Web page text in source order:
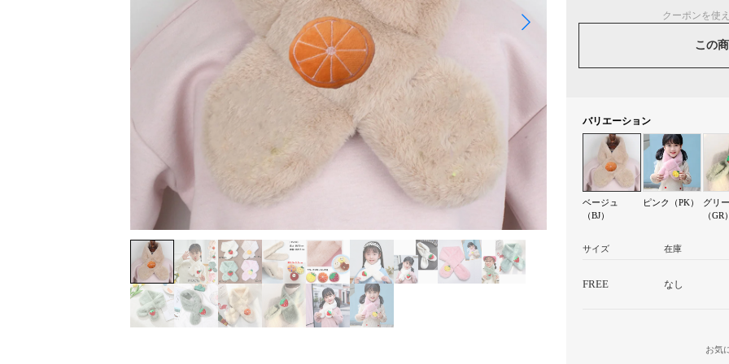
クーポンを使
この
バリエーション
ベージュ
（BJ）
ピンク（PK）
グリ
（GR
サイズ 在庫
FREE なし
お気